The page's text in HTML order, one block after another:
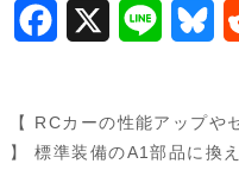
ン
ト
個
e
X
e
B
e
【 RCカーの性能アップや
】 標準装備のA1部品に換